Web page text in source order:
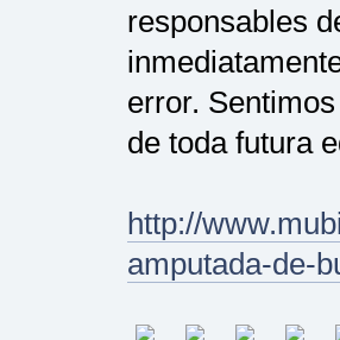
responsables
error.
de toda futura
http://
amputada-de-